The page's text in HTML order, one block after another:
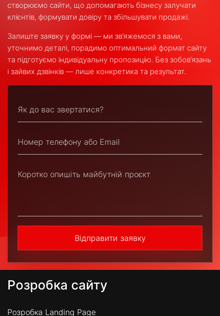
створюємо сайти, що допомагають бізнесу залучати
клієнтів, формувати довіру та збільшувати продажі.
Залиште заявку у формі — ми зв’яжемося з вами,
уточнимо деталі, порадимо оптимальний формат сайту
та підготуємо індивідуальну пропозицію. Без зобов’язань
і зайвих дзвінків — лише конкретика та результат.
Відправити заявку
Розробка сайту
Розробка Landing Page